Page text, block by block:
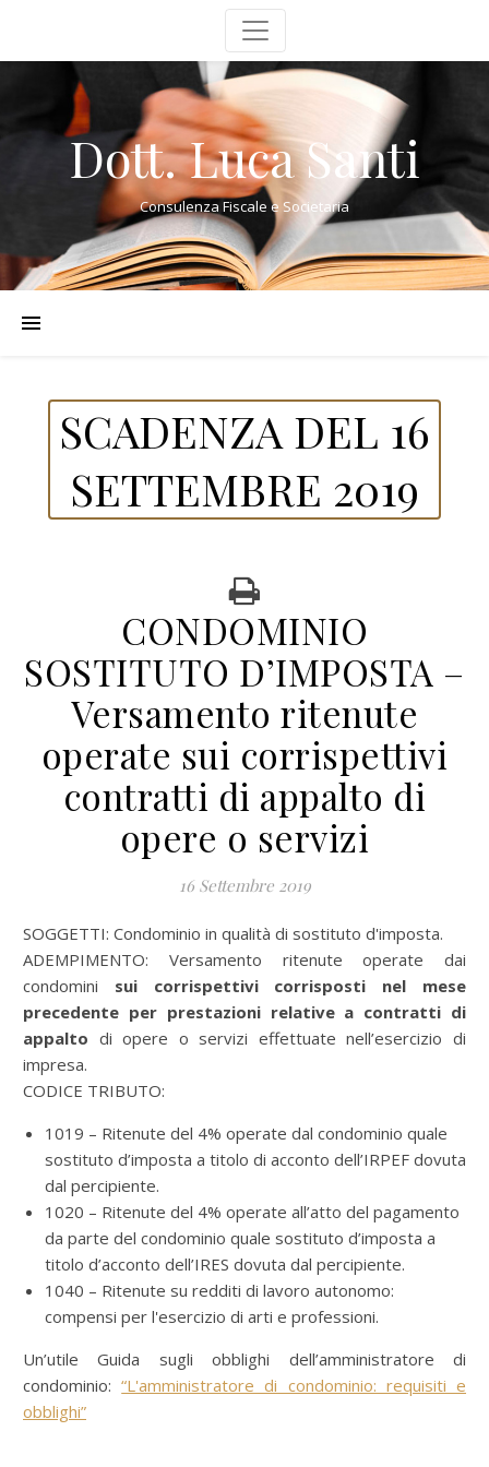
Dott. Luca Santi
Consulenza Fiscale e Societaria
SCADENZA DEL 16
SETTEMBRE 2019
CONDOMINIO
SOSTITUTO D’IMPOSTA –
Versamento ritenute
operate sui corrispettivi
contratti di appalto di
opere o servizi
16 Settembre 2019
SOGGETTI: Condominio in qualità di sostituto d'imposta.
ADEMPIMENTO: Versamento ritenute operate dai
condomini sui corrispettivi corrisposti nel mese
precedente per prestazioni relative a contratti di
appalto di opere o servizi effettuate nell’esercizio di
impresa.
CODICE TRIBUTO:
1019 – Ritenute del 4% operate dal condominio quale
sostituto d’imposta a titolo di acconto dell’IRPEF dovuta
dal percipiente.
1020 – Ritenute del 4% operate all’atto del pagamento
da parte del condominio quale sostituto d’imposta a
titolo d’acconto dell’IRES dovuta dal percipiente.
1040 – Ritenute su redditi di lavoro autonomo:
compensi per l'esercizio di arti e professioni.
Un’utile Guida sugli obblighi dell’amministratore di
condominio:“L'amministratore di condominio: requisiti e
obblighi”